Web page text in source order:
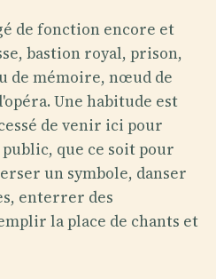
de fonction encore et
bastion royal, prison,
de mémoire, nœud de
Une habitude est
de venir ici pour
que ce soit pour
un symbole, danser
enterrer des
la place de chants et